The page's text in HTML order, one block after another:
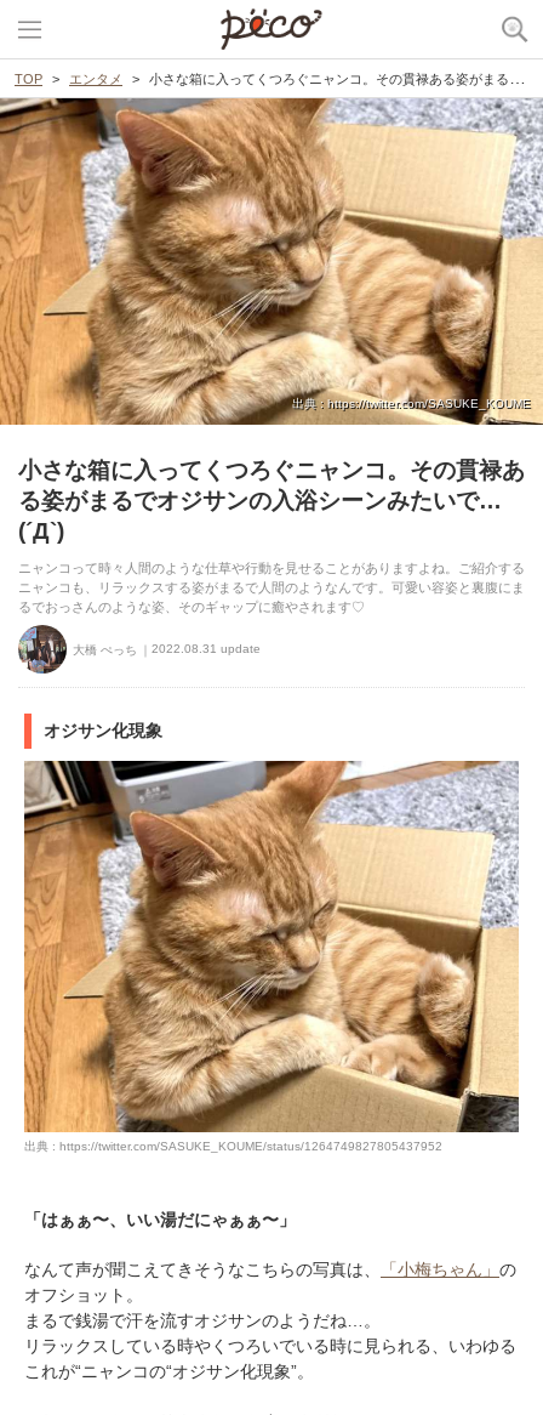
TOP エンタメ 小さな箱に入ってくつろぐニャンコ。その貫禄ある姿がまるでオジサンの入浴シーンみたいで…(´Д`)
出典 : https://twitter.com/SASUKE_KOUME
小さな箱に入ってくつろぐニャンコ。その貫禄あ
る姿がまるでオジサンの入浴シーンみたいで…
(´Д`)
ニャンコって時々人間のような仕草や行動を見せることがありますよね。ご紹介する
ニャンコも、リラックスする姿がまるで人間のようなんです。可愛い容姿と裏腹にま
るでおっさんのような姿、そのギャップに癒やされます♡
大橋 ぺっち 2022.08.31 update
オジサン化現象
出典 : https://twitter.com/SASUKE_KOUME/status/1264749827805437952
「はぁぁ〜、いい湯だにゃぁぁ〜」
なんて声が聞こえてきそうなこちらの写真は、 「小梅ちゃん」 の
オフショット。
まるで銭湯で汗を流すオジサンのようだね…。
リラックスしている時やくつろいでいる時に見られる、いわゆる
これが“ニャンコの“オジサン化現象”。